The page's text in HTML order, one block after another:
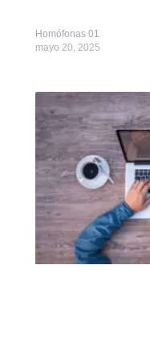
Homófonas 01
mayo 20, 2025